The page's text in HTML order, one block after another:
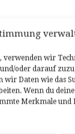
wir
oder darauf
wir Daten wie das
Wenn du
Merkmale und
angekündigten
unter
dieses
Kurs statt.
um das mit